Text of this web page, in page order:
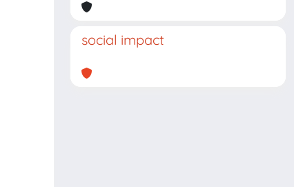
social impact